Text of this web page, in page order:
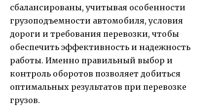
сбалансированы, учитывая особенности
грузоподъемности автомобиля, условия
дороги и требования перевозки, чтобы
обеспечить эффективность и надежность
работы. Именно правильный выбор и
контроль оборотов позволяет добиться
оптимальных результатов при перевозке
грузов.